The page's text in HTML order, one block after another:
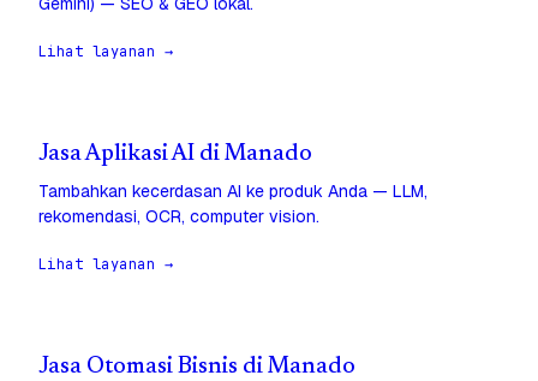
Lihat layanan →
Jasa Aplikasi AI di Manado
Tambahkan kecerdasan AI ke produk Anda — LLM,
rekomendasi, OCR, computer vision.
Lihat layanan →
Jasa Otomasi Bisnis di Manado